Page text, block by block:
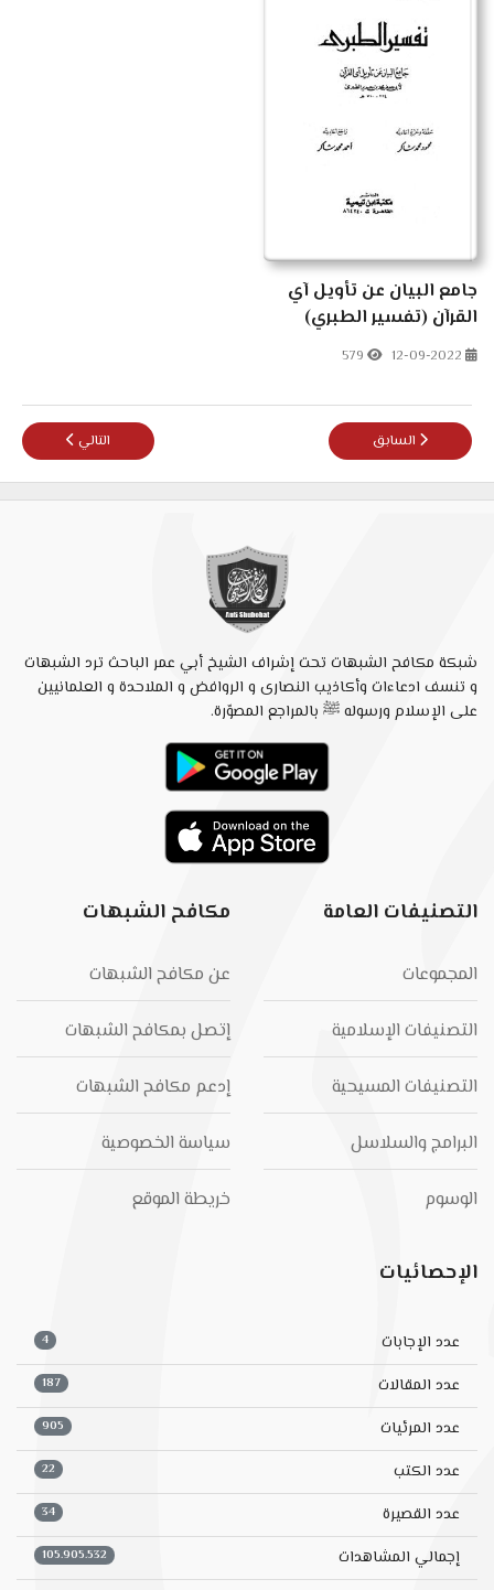
جامع البيان عن تأويل آي
القرآن (تفسير الطبري)
12-09-2022
579
المقال السابق: معالم التنزيل (تفسير البغوي)
السابق المقال التالي:
التالي
شبكة مكافح الشبهات تحت إشراف الشيخ أبي عمر الباحث ترد الشبهات
و تنسف ادعاءات وأكاذيب النصارى و الروافض و الملاحدة و العلمانيين
على الإسلام ورسوله ﷺ بالمراجع المصوّرة.
التصنيفات العامة
المجموعات
التصنيفات الإسلامية
التصنيفات المسيحية
البرامج والسلاسل
الوسوم
مكافح الشبهات
عن مكافح الشبهات
إتصل بمكافح الشبهات
إدعم مكافح الشبهات
سياسة الخصوصية
خريطة الموقع
الإحصائيات
عدد الإجابات 4
عدد المقالات 187
عدد المرئيات 905
عدد الكتب 22
عدد القصيرة 34
إجمالي المشاهدات 105.905.532